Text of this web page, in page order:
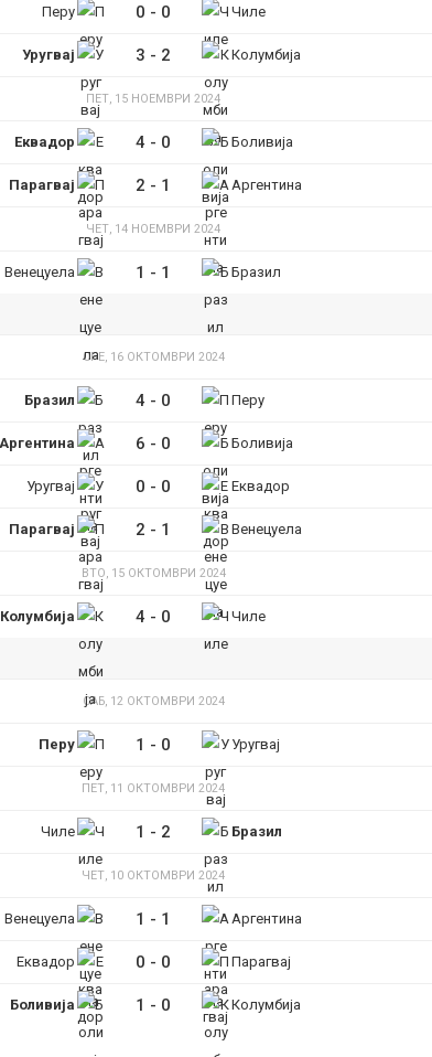
Перу 0 - 0 Чиле
Уругвај 3 - 2 Колумбија
ПЕТ, 15 НОЕМВРИ 2024
Еквадор 4 - 0 Боливија
Парагвај 2 - 1 Аргентина
ЧЕТ, 14 НОЕМВРИ 2024
Венецуела 1 - 1 Бразил
СРЕ, 16 ОКТОМВРИ 2024
Бразил 4 - 0 Перу
Аргентина 6 - 0 Боливија
Уругвај 0 - 0 Еквадор
Парагвај 2 - 1 Венецуела
ВТО, 15 ОКТОМВРИ 2024
Колумбија 4 - 0 Чиле
САБ, 12 ОКТОМВРИ 2024
Перу 1 - 0 Уругвај
ПЕТ, 11 ОКТОМВРИ 2024
Чиле 1 - 2 Бразил
ЧЕТ, 10 ОКТОМВРИ 2024
Венецуела 1 - 1 Аргентина
Еквадор 0 - 0 Парагвај
Боливија 1 - 0 Колумбија